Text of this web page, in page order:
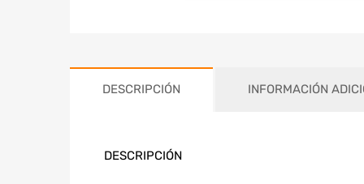
DESCRIPCIÓN INFORMACIÓN
DESCRIPCIÓN